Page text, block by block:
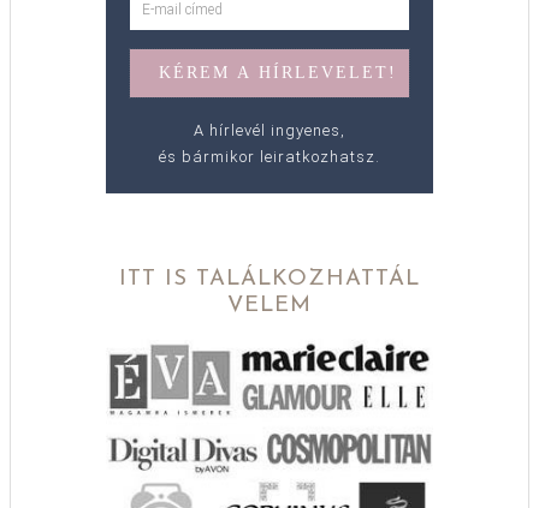
A hírlevél ingyenes,
és bármikor leiratkozhatsz.
ITT IS TALÁLKOZHATTÁL
VELEM